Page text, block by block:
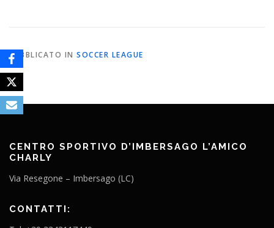
PUBBLICATO IN SOCCER LEAGUE
CENTRO SPORTIVO D’IMBERSAGO L’AMICO
CHARLY
Via Resegone – Imbersago (LC)
CONTATTI: